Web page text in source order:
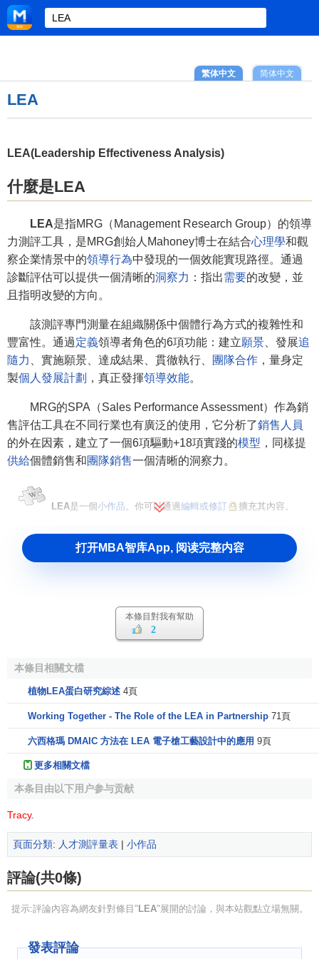
简体中文
繁体中文
LEA
LEA(Leadership Effectiveness Analysis)
什麼是LEA
LEA是指MRG（Management Research Group）的領導
力測評工具，是MRG創始人Mahoney博士在結合心理學和觀
察企業情景中的領導行為中發現的一個效能實現路徑。通過
診斷評估可以提供一個清晰的洞察力 ：指出需要的改變，並
且指明改變的方向。
該測評專門測量在組織關係中個體行為方式的複雜性和
豐富性。通過定義領導者角色的6項功能：建立願景 、發展追
隨力
、實施願景、達成結果、貫徹執行、 團隊合作 ，量身定
製個人發展計劃 ，真正發揮領導效能。
MRG的SPA（Sales Performance Assessment）作為銷
售評估工具在不同行業也有廣泛的使用，它分析了銷售人員
的外在因素，建立了一個6項驅動+18項實踐的模型 ，同樣提
供給個體銷售和團隊銷售一個清晰的洞察力。
LEA是一個小作品。你可以通過編輯或修訂 擴充其內容。
打开MBA智库App, 阅读完整内容
本條目對我有幫助
2
本條目相關文檔
植物LEA蛋白研究綜述 4頁
Working Together - The Role of the LEA in Partnership 71頁
六西格瑪 DMAIC 方法在 LEA 電子槍工藝設計中的應用 9頁
更多相關文檔
本条目由以下用户参与贡献
Tracy.
頁面分類: 人才測評量表 | 小作品
評論(共0條)
提示:評論內容為網友針對條目" LEA"展開的討論，與本站觀點立場無關。
發表評論